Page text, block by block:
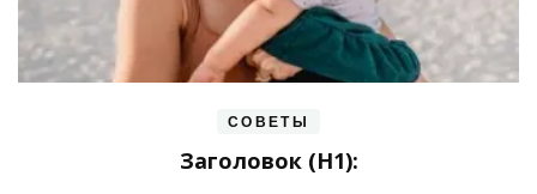
СОВЕТЫ
Заголовок (H1):